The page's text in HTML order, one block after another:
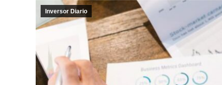
Inversor Diario